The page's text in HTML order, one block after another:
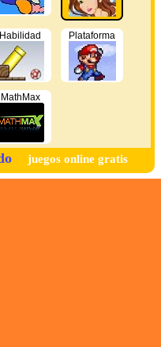
Habilidad Plataforma
MathMax
juegos online gratis